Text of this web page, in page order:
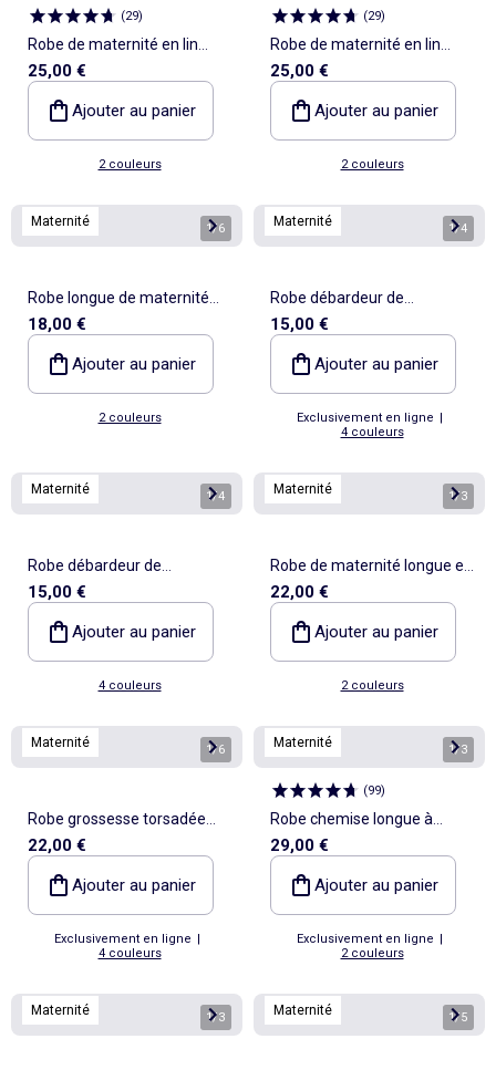
(29)
Robe de maternité en lin
mélangé
25,00 €
Ajouter au panier
2 couleurs
(29)
Robe de maternité en lin
mélangé
25,00 €
Ajouter au panier
2 couleurs
Maternité 1/6
Robe longue de maternité
smockée
18,00 €
Ajouter au panier
2 couleurs
Maternité 1/4
Robe débardeur de
maternité en rib
15,00 €
Ajouter au panier
Exclusivement en ligne |
4 couleurs
Maternité 1/4
Robe débardeur de
maternité en rib
15,00 €
Ajouter au panier
4 couleurs
Maternité 1/3
Robe de maternité longue et
côtelée
22,00 €
Ajouter au panier
2 couleurs
Maternité 1/6
Robe grossesse torsadée
devant
22,00 €
Ajouter au panier
Exclusivement en ligne |
4 couleurs
Maternité 1/3
(99)
Robe chemise longue à
manches courtes
29,00 €
Ajouter au panier
Exclusivement en ligne |
2 couleurs
Maternité 1/3 Maternité 1/5